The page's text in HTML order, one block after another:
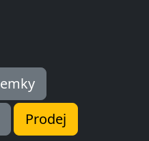
Prodej